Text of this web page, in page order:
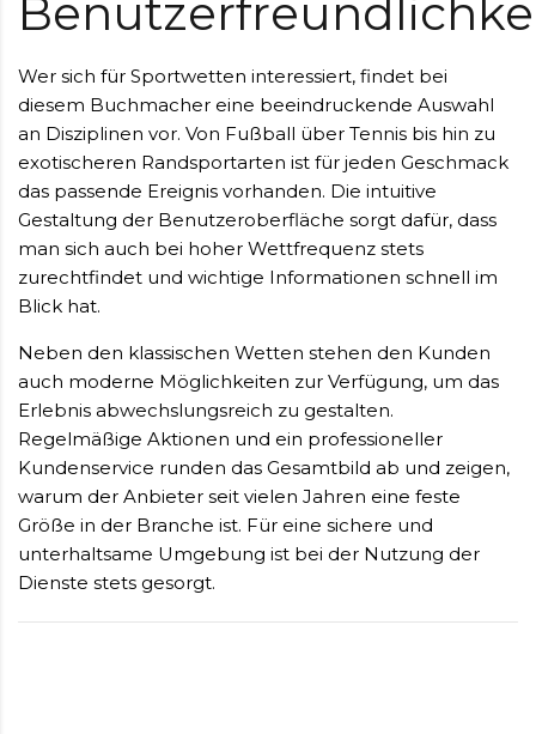
Wer sich für Sportwetten interessiert, findet bei
diesem Buchmacher eine beeindruckende Auswahl
an Disziplinen vor. Von Fußball über Tennis bis hin zu
exotischeren Randsportarten ist für jeden Geschmack
das passende Ereignis vorhanden. Die intuitive
Gestaltung der Benutzeroberfläche sorgt dafür, dass
man sich auch bei hoher Wettfrequenz stets
zurechtfindet und wichtige Informationen schnell im
Blick hat.
Neben den klassischen Wetten stehen den Kunden
auch moderne Möglichkeiten zur Verfügung, um das
Erlebnis abwechslungsreich zu gestalten.
Regelmäßige Aktionen und ein professioneller
Kundenservice runden das Gesamtbild ab und zeigen,
warum der Anbieter seit vielen Jahren eine feste
Größe in der Branche ist. Für eine sichere und
unterhaltsame Umgebung ist bei der Nutzung der
Dienste stets gesorgt.